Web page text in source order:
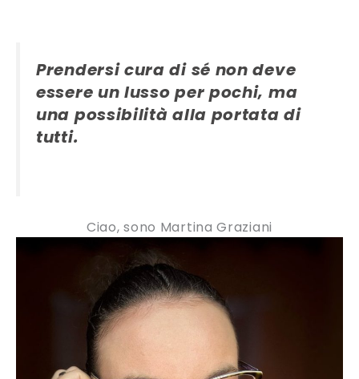
Prendersi cura di sé non deve
essere un lusso per pochi, ma
una possibilità alla portata di
tutti.
Ciao, sono Martina Graziani